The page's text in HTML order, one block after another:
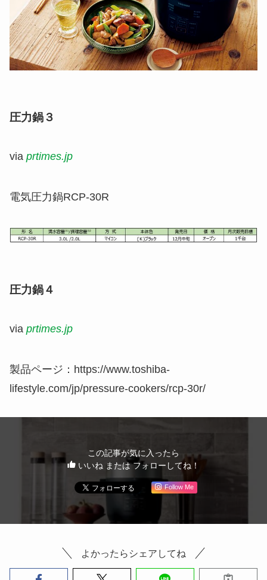
圧力鍋３
via prtimes.jp
電気圧力鍋RCP-30R
圧力鍋４
via prtimes.jp
製品ページ：https://www.toshiba-
lifestyle.com/jp/pressure-cookers/rcp-30r/
この記事が気に入ったら
いいね または フォローしてね！
Follow Me
よかったらシェアしてね